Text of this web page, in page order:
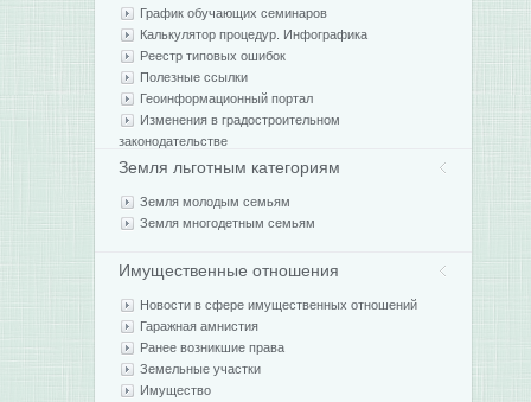
График обучающих семинаров
Калькулятор процедур. Инфографика
Реестр типовых ошибок
Полезные ссылки
Геоинформационный портал
Изменения в градостроительном
законодательстве
Земля льготным категориям
Земля молодым семьям
Земля многодетным семьям
Имущественные отношения
Новости в сфере имущественных отношений
Гаражная амнистия
Ранее возникшие права
Земельные участки
Имущество